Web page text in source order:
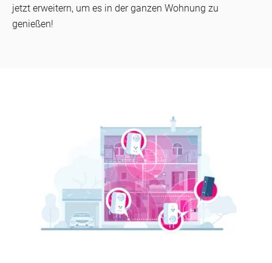
jetzt erweitern, um es in der ganzen Wohnung zu
genießen!